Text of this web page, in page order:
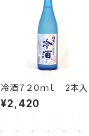
冷酒７２０ｍｌ 2本入
¥2,420